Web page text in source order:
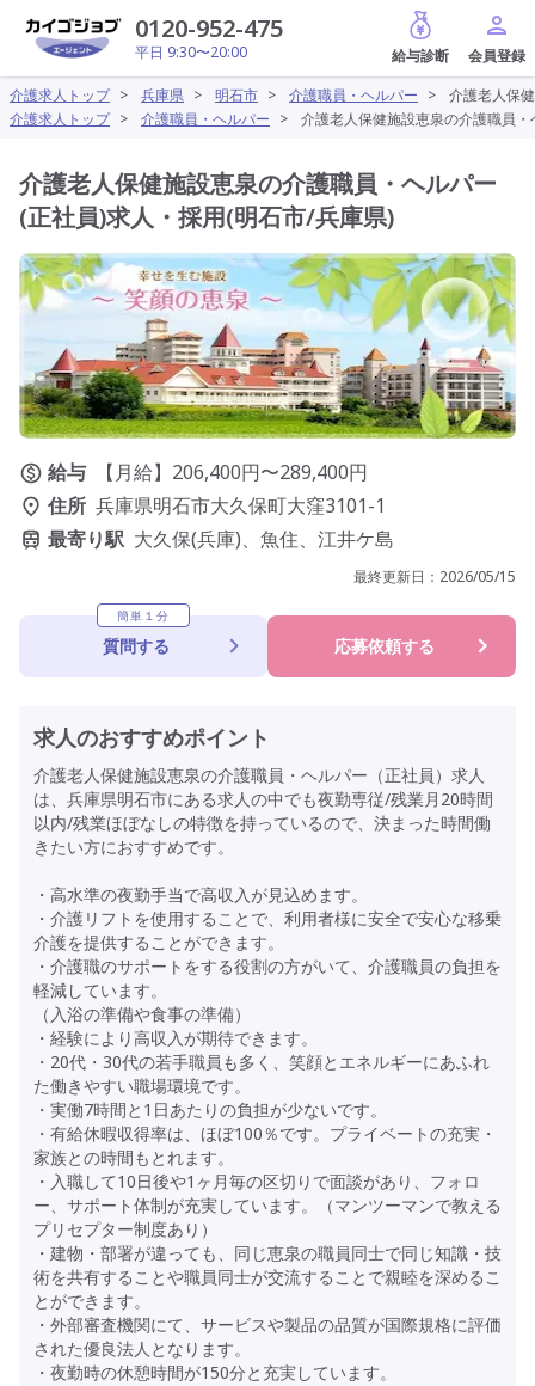
0120-952-475
平日 9:30〜20:00
給与診断
介護求人トップ > 兵庫県 > 明石市 > 介護職員・ヘルパー >
介護老人保
介護求人トップ > 介護職員・ヘルパー > 介護老人保健施設恵泉の介護職員
介護老人保健施設恵泉の介護職員・ヘルパー
(正社員)求人・採用(明石市/兵庫県)
給与
【月給】206,400円〜289,400円
住所 兵庫県明石市大久保町大窪3101-1
最寄り駅 大久保(兵庫)、魚住、江井ケ島
最終更新日： 2026/05/15
簡単１分
質問する 応募依頼する
求人のおすすめポイント
介護老人保健施設恵泉の介護職員・ヘルパー（正社員）求人
は、兵庫県明石市にある求人の中でも夜勤専従/残業月20時間
以内/残業ほぼなしの特徴を持っているので、決まった時間働
きたい方におすすめです。
・高水準の夜勤手当で高収入が見込めます。
・介護リフトを使用することで、利用者様に安全で安心な移乗
介護を提供することができます。
・介護職のサポートをする役割の方がいて、介護職員の負担を
軽減しています。
（入浴の準備や食事の準備）
・経験により高収入が期待できます。
・20代・30代の若手職員も多く、笑顔とエネルギーにあふれ
た働きやすい職場環境です。
・実働7時間と1日あたりの負担が少ないです。
・有給休暇収得率は、ほぼ100％です。プライベートの充実・
家族との時間もとれます。
・入職して10日後や1ヶ月毎の区切りで面談があり、フォロ
ー、サポート体制が充実しています。（マンツーマンで教える
プリセプター制度あり）
・建物・部署が違っても、同じ恵泉の職員同士で同じ知識・技
術を共有することや職員同士が交流することで親睦を深めるこ
とができます。
・外部審査機関にて、サービスや製品の品質が国際規格に評価
された優良法人となります。
・夜勤時の休憩時間が150分と充実しています。